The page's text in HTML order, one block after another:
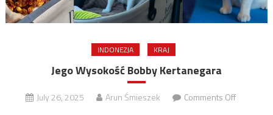
INDONEZJA KRAJ
Jego Wysokość Bobby Kertanegara
July 26, 2025 Arun Śmieszek Comments Offon